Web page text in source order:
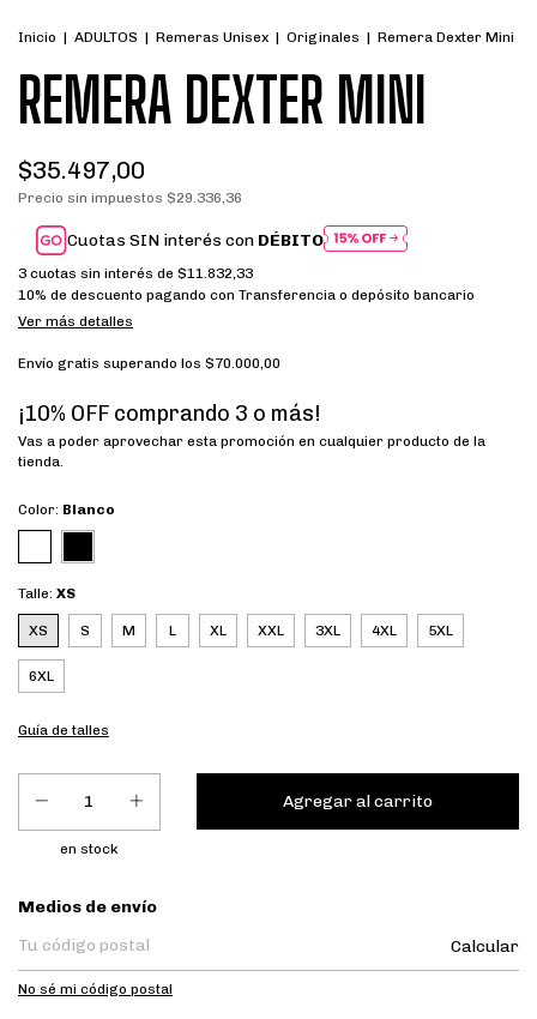
Inicio | ADULTOS | Remeras Unisex | Originales | Remera Dexter Mini
REMERA DEXTER MINI
$35.497,00
Precio sin impuestos $29.336,36
Cuotas SIN interés con DÉBITO
3 cuotas sin interés de $11.832,33
10% de descuento pagando con Transferencia o depósito bancario
Ver más detalles
Envío gratis superando los $70.000,00
¡10% OFF comprando 3 o más!
Vas a poder aprovechar esta promoción en cualquier producto de la
tienda.
Color: Blanco
Talle: XS
XS S M L XL XXL 3XL 4XL 5XL
6XL
Guía de talles
en stock
Entregas para el CP:
Medios de envío
Calcular
No sé mi código postal